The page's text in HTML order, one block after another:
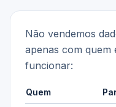
Não vendemos
apenas com quem
funcionar:
Quem